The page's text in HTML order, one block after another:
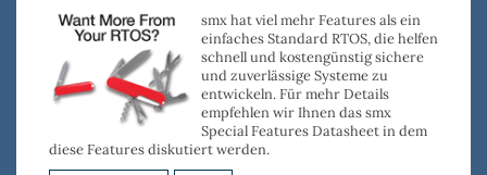
smxhat viel mehr Features als ein
einfaches Standard RTOS, die helfen
schnell und kostengünstig sichere
und zuverlässige Systeme zu
entwickeln. Für mehr Details
empfehlen wir Ihnen das smx
Special Features Datasheet in dem
diese Features diskutiert werden.